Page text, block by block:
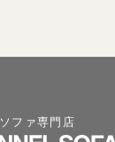
ソファ専門店